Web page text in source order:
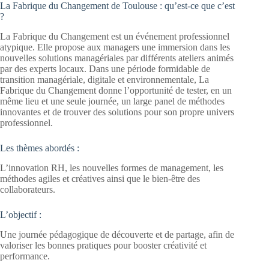
La Fabrique du Changement de Toulouse : qu’est-ce que c’est
?
La Fabrique du Changement est un événement professionnel
atypique. Elle propose aux managers une immersion dans les
nouvelles solutions managériales par différents ateliers animés
par des experts locaux. Dans une période formidable de
transition managériale, digitale et environnementale, La
Fabrique du Changement donne l’opportunité de tester, en un
même lieu et une seule journée, un large panel de méthodes
innovantes et de trouver des solutions pour son propre univers
professionnel.
Les thèmes abordés :
L’innovation RH, les nouvelles formes de management, les
méthodes agiles et créatives ainsi que le bien-être des
collaborateurs.
L’objectif :
Une journée pédagogique de découverte et de partage, afin de
valoriser les bonnes pratiques pour booster créativité et
performance.